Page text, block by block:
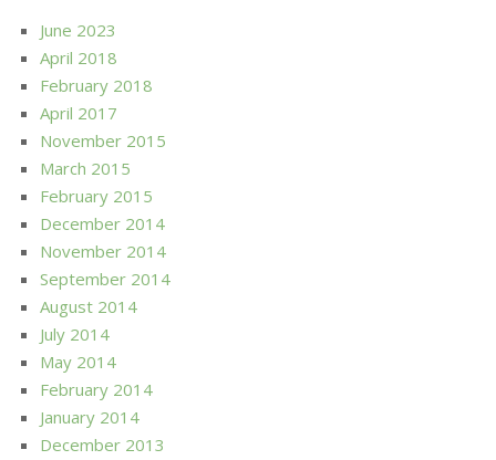
June 2023
April 2018
February 2018
April 2017
November 2015
March 2015
February 2015
December 2014
November 2014
September 2014
August 2014
July 2014
May 2014
February 2014
January 2014
December 2013